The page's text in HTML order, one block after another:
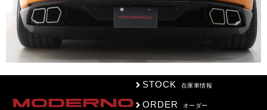
STOCK 在庫車情報
ORDER オーダー